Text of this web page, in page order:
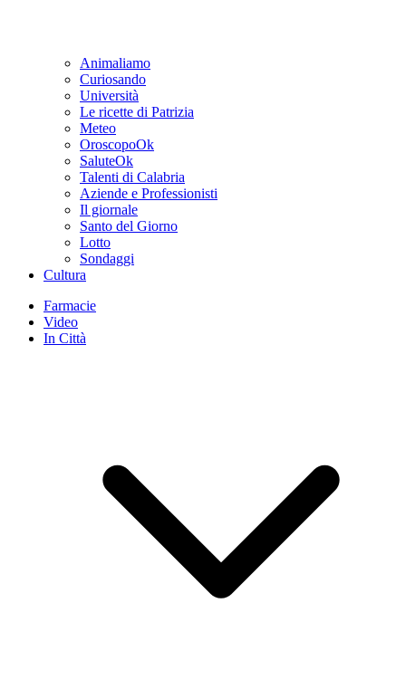
Animaliamo
Curiosando
Università
Le ricette di Patrizia
Meteo
OroscopoOk
SaluteOk
Talenti di Calabria
Aziende e Professionisti
Il giornale
Santo del Giorno
Lotto
Sondaggi
Cultura
Farmacie
Video
In Città